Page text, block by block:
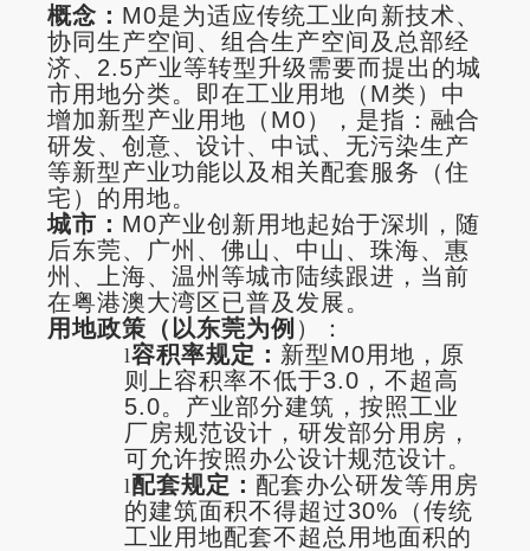
概念： M0是为适应传统工业向新技术、
协同生产空间、组合生产空间及总部经
济、2.5产业等转型升级需要而提出的城
市用地分类。即在工业用地（M类）中
增加新型产业用地（M0），是指：融合
研发、创意、设计、中试、无污染生产
等新型产业功能以及相关配套服务（住
宅）的用地。
城市： M0产业创新用地起始于深圳，随
后东莞、广州、佛山、中山、珠海、惠
州、上海、温州等城市陆续跟进，当前
在粤港澳大湾区已普及发展。
用地政策（以东莞为例 ）：
l容积率规定： 新型M0用地，原
则上容积率不低于3.0，不超高
5.0。产业部分建筑，按照工业
厂房规范设计，研发部分用房，
可允许按照办公设计规范设计。
l配套规定： 配套办公研发等用房
的建筑面积不得超过30%（传统
工业用地配套不超总用地面积的